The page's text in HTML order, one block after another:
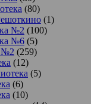
(80)
(1)
№2 (100)
№6 (5)
№2 (259)
(12)
(5)
(6)
(10)